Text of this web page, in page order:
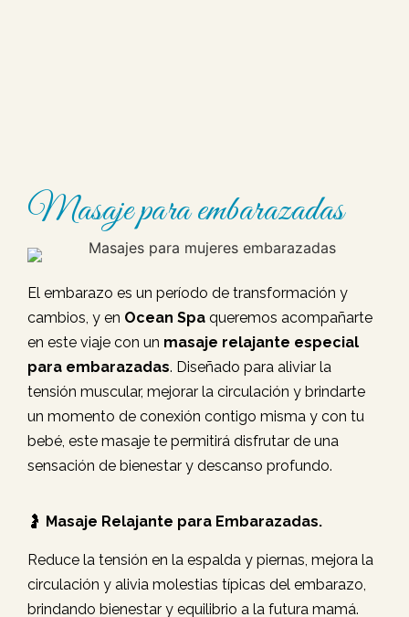
Masaje para embarazadas
El embarazo es un período de transformación y
cambios, y en Ocean Spa queremos acompañarte
en este viaje con un masaje relajante especial
para embarazadas. Diseñado para aliviar la
tensión muscular, mejorar la circulación y brindarte
un momento de conexión contigo misma y con tu
bebé, este masaje te permitirá disfrutar de una
sensación de bienestar y descanso profundo.
🤰 Masaje Relajante para Embarazadas.
Reduce la tensión en la espalda y piernas, mejora la
circulación y alivia molestias típicas del embarazo,
brindando bienestar y equilibrio a la futura mamá.